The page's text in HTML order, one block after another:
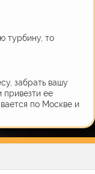
турбину, то
забрать вашу
привезти ее
по Москве и